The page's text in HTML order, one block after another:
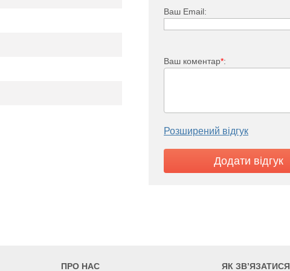
Ваш Email:
Ваш коментар*:
Розширений відгук
ПРО НАС ЯК ЗВ’ЯЗАТИСЯ